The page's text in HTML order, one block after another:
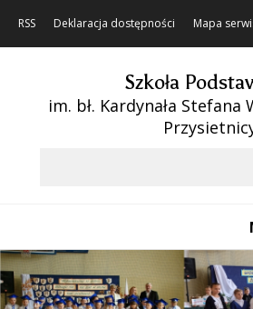
RSS Deklaracja dostępności Mapa
Szkoła
im. bł. Kardynała Stefana